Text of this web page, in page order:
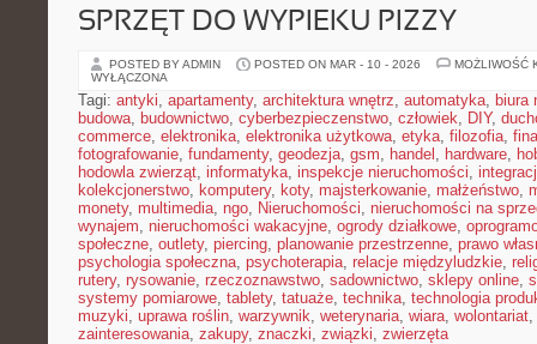
SPRZĘT DO WYPIEKU PIZZY
POSTED BY ADMIN POSTED ON MAR - 10 - 2026
MOŻLIWOŚĆ
WYŁĄCZONA
Tagi: antyki, apartamenty, architektura wnętrz, automatyka, biura
budowa, budownictwo, cyberbezpieczenstwo, człowiek, DIY,
commerce, elektronika, elektronika użytkowa, etyka, filozofia,
fotografowanie, fundamenty, geodezja, gsm, handel , hardware,
hodowla zwierząt, informatyka, inspekcje nieruchomości,
kolekcjonerstwo, komputery, koty, majsterkowanie, małżeństwo,
monety, multimedia, ngo, Nieruchomości, nieruchomości na
wynajem, nieruchomości wakacyjne, ogrody działkowe,
społeczne, outlety, piercing, planowanie przestrzenne, prawo
psychologia społeczna, psychoterapia, relacje międzyludzkie,
rutery, rysowanie, rzeczoznawstwo, sadownictwo, sklepy online,
systemy pomiarowe, tablety, tatuaże, technika, technologia
muzyki, uprawa roślin, warzywnik, weterynaria, wiara, wolontariat,
zainteresowania, zakupy, znaczki, związki, zwierzęta